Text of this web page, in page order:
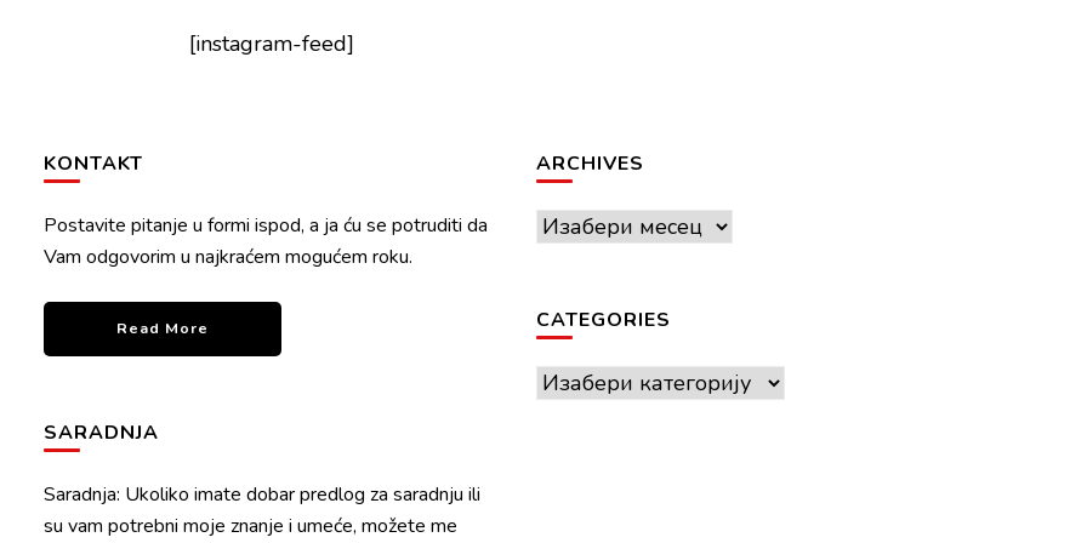
[instagram-feed]
KONTAKT
Postavite pitanje u formi ispod, a ja ću se potruditi da
Vam odgovorim u najkraćem mogućem roku.
Read More
SARADNJA
Saradnja: Ukoliko imate dobar predlog za saradnju ili
su vam potrebni moje znanje i umeće, možete me
ARCHIVES
Archives
CATEGORIES
Categories